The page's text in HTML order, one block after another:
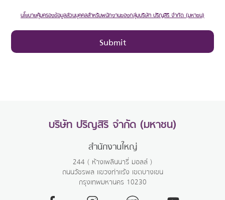
นโยบายคุ้มครองข้อมูลส่วนบุคคลสำหรับพนักงานของกลุ่มบริษัท ปริญสิริ จำกัด (มหาชน)
บริษัท ปริญสิริ จำกัด (มหาชน)
สำนักงานใหญ่
244 ( ห้างเพลินนารี่ มอลล์ )
ถนนวัชรพล แขวงท่าแร้ง เขตบางเขน
กรุงเทพมหานคร 10230